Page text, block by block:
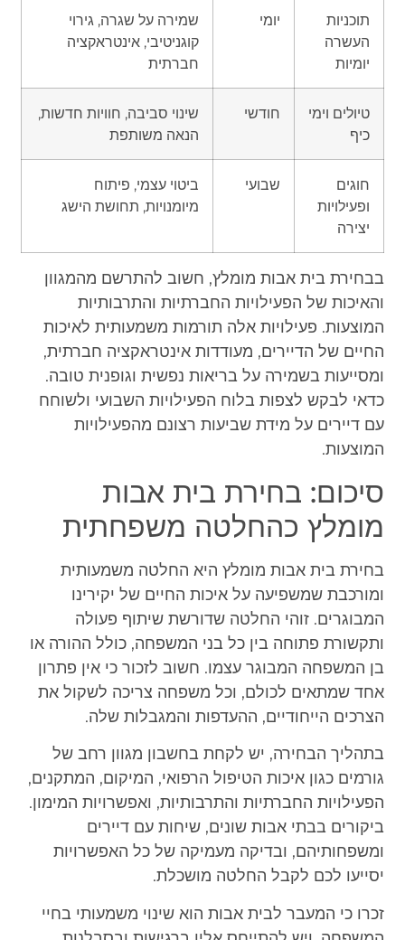
תוכניות
העשרה
יומיות
יומי
שמירה על שגרה, גירוי
קוגניטיבי, אינטראקציה
חברתית
טיולים וימי
כיף
חודשי
שינוי סביבה, חוויות חדשות,
הנאה משותפת
חוגים
ופעילויות
יצירה
שבועי
ביטוי עצמי, פיתוח
מיומנויות, תחושת הישג
בבחירת בית אבות מומלץ, חשוב להתרשם מהמגוון
והאיכות של הפעילויות החברתיות והתרבותיות
המוצעות. פעילויות אלה תורמות משמעותית לאיכות
החיים של הדיירים, מעודדות אינטראקציה חברתית,
ומסייעות בשמירה על בריאות נפשית וגופנית טובה.
כדאי לבקש לצפות בלוח הפעילויות השבועי ולשוחח
עם דיירים על מידת שביעות רצונם מהפעילויות
המוצעות.
סיכום: בחירת בית אבות
מומלץ כהחלטה משפחתית
בחירת בית אבות מומלץ היא החלטה משמעותית
ומורכבת שמשפיעה על איכות החיים של יקירינו
המבוגרים. זוהי החלטה שדורשת שיתוף פעולה
ותקשורת פתוחה בין כל בני המשפחה, כולל ההורה או
בן המשפחה המבוגר עצמו. חשוב לזכור כי אין פתרון
אחד שמתאים לכולם, וכל משפחה צריכה לשקול את
הצרכים הייחודיים, ההעדפות והמגבלות שלה.
בתהליך הבחירה, יש לקחת בחשבון מגוון רחב של
גורמים כגון איכות הטיפול הרפואי, המיקום, המתקנים,
הפעילויות החברתיות והתרבותיות, ואפשרויות המימון.
ביקורים בבתי אבות שונים, שיחות עם דיירים
ומשפחותיהם, ובדיקה מעמיקה של כל האפשרויות
יסייעו לכם לקבל החלטה מושכלת.
זכרו כי המעבר לבית אבות הוא שינוי משמעותי בחיי